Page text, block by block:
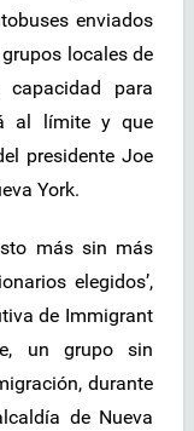
enviados
locales de
para
al límite y que
presidente Joe
York.
más sin más
elegidos’,
de Immigrant
un grupo sin
durante
de Nueva